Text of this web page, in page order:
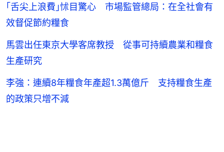
｢舌尖上浪費｣怵目驚心 市場監管總局：在全社會有
效督促節約糧食
馬雲出任東京大學客席教授 從事可持續農業和糧食
生產研究
李強：連續8年糧食年產超1.3萬億斤 支持糧食生產
的政策只增不減